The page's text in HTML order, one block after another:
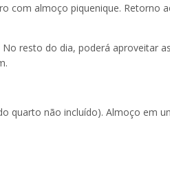
com almoço piquenique. Retorno
resto do dia, poderá aproveitar as
quarto não incluído). Almoço em